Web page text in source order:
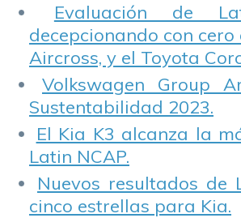
Evaluación de
decepcionando con
Aircross, y el Toyota
Volkswagen Group
Sustentabilidad 2023.
El Kia K3 alcanza la
Latin NCAP.
Nuevos resultados de
cinco estrellas para Kia.